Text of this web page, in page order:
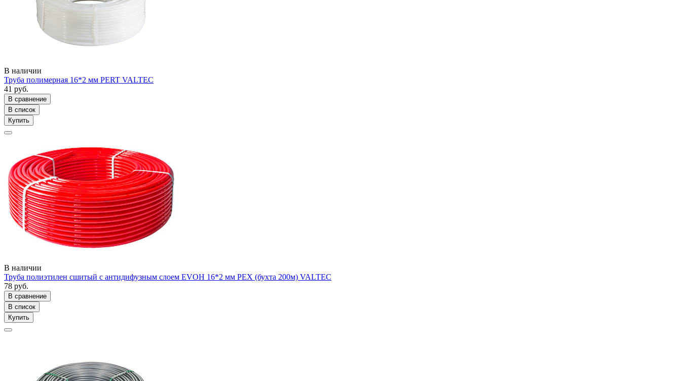
В наличии
Труба полимерная 16*2 мм PERT VALTEC
41 руб.
В сравнение
В список
Купить
В наличии
Труба полиэтилен сшитый с антидифузным слоем EVOH 16*2 мм PEX (бухта 200м) VALTEC
78 руб.
В сравнение
В список
Купить